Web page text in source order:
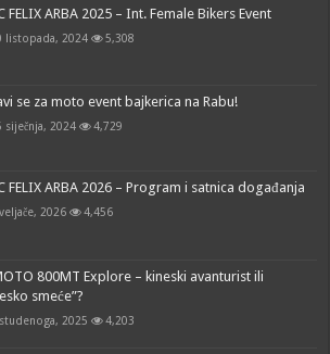
FELIX ARBA 2025 – Int. Female Bikers Event
listopada, 2024 5,308
se za moto event bajkerica na Rabu!
siječnja, 2024 4,729
FELIX ARBA 2026 – Program i satnica događanja
2026 4,456
800MT Explore – kineski avanturist ili
smeće”?
2025 4,203